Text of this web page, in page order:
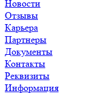
Новости
Отзывы
Карьера
Партнеры
Документы
Контакты
Реквизиты
Информация